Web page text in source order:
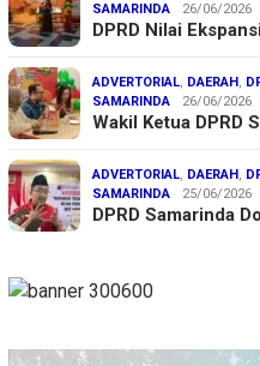
SAMARINDA
26/06/2026
DPRD Nilai
ADVERTORIAL, DAERAH ,
SAMARINDA
26/06/2026
Wakil Ketua DPRD
ADVERTORIAL, DAERAH ,
SAMARINDA
25/06/2026
DPRD Samarinda